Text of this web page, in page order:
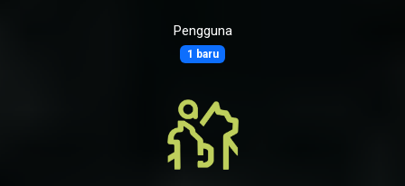
Pengguna
1 baru